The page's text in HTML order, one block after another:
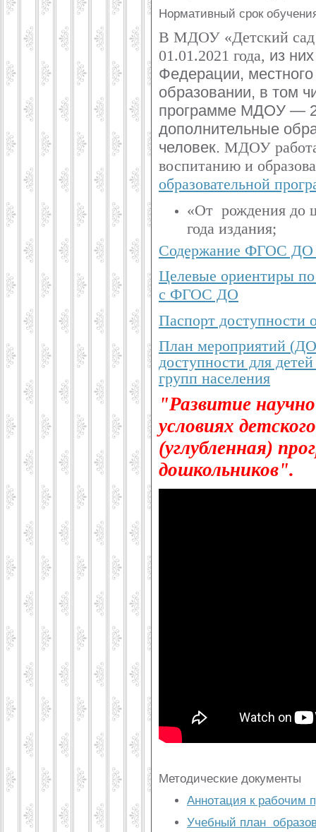
Нормативный срок
В МДОУ «Детский сад
01.01.2021 года, из
Федерации,
образовании, в том
программе МДОУ —
дополнительные
человек. МДОУ
воспитанию и
образовательной
«От рождения до
года издания;
Содержание ФГОС ДО
Целевые ориентиры
с ФГОС ДО
Паспорт доступности
План мероприятий
доступности для
групп населения
"Развитие
условиях
(углубленная)
дошкольников".
Методические документы
Аннотация к рабочим
Учебный план